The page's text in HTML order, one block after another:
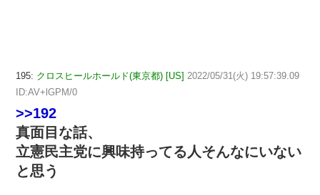
195: クロスヒールホールド(東京都) [US] 2022/05/31(火) 19:57:39.09
ID:AV+lGPM/0
>>192
真面目な話、
立憲民主党に興味持ってる人そんなにいない
と思う